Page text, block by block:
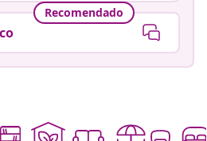
Recomendado